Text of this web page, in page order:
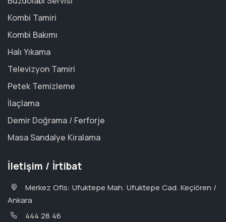
Kombi Tamiri
Kombi Bakımı
Halı Yıkama
Televizyon Tamiri
Petek Temizleme
İlaçlama
Demir Doğrama / Ferforje
Masa Sandalye Kiralama
İletişim / İrtibat
Merkez Ofis: Ufuktepe Mah. Ufuktepe Cad. Keçiören /
Ankara
444 28 46